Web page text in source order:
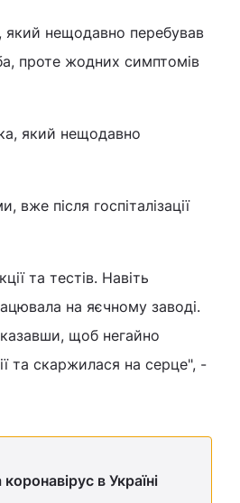
який нещодавно перебував
проте жодних симптомів
який нещодавно
після госпіталізації
та тестів. Навіть
на яєчному заводі.
щоб негайно
та скаржилася на серце", -
в Україні